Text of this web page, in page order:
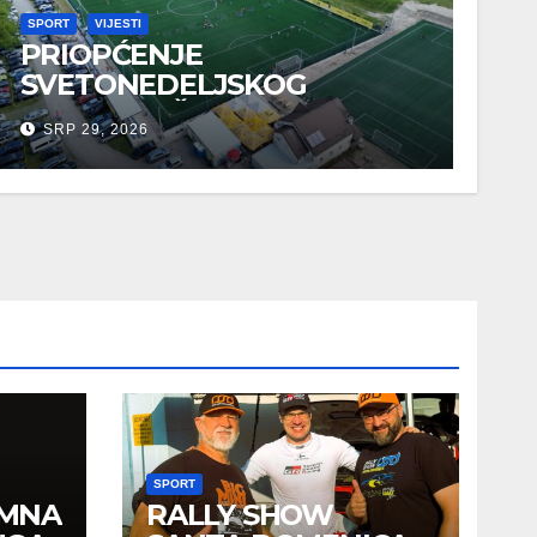
SPORT VIJESTI
PRIOPĆENJE
SVETONEDELJSKOG
GRADONAČELNIKA O
SPORTSKIM UDRUGAMA
SRP 29, 2026
SPORT
RALLY SHOW